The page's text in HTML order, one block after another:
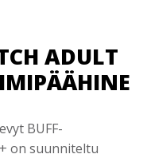
ADULT
BUFF-
on suunniteltu